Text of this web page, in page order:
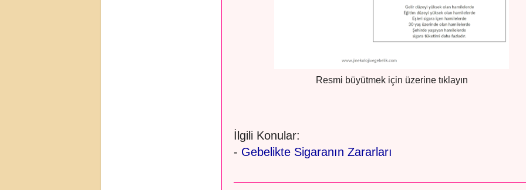
Resmi büyütmek için üzerine tıklayın
İlgili Konular:
- Gebelikte Sigaranın Zararları